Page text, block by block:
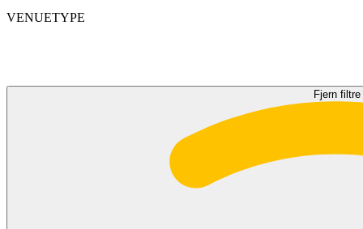
VENUETYPE
Fjern filtre